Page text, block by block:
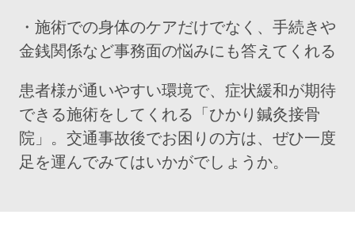
・施術での身体のケアだけでなく、手続きや
金銭関係など事務面の悩みにも答えてくれる
患者様が通いやすい環境で、症状緩和が期待
できる施術をしてくれる「ひかり鍼灸接骨
院」。交通事故後でお困りの方は、ぜひ一度
足を運んでみてはいかがでしょうか。